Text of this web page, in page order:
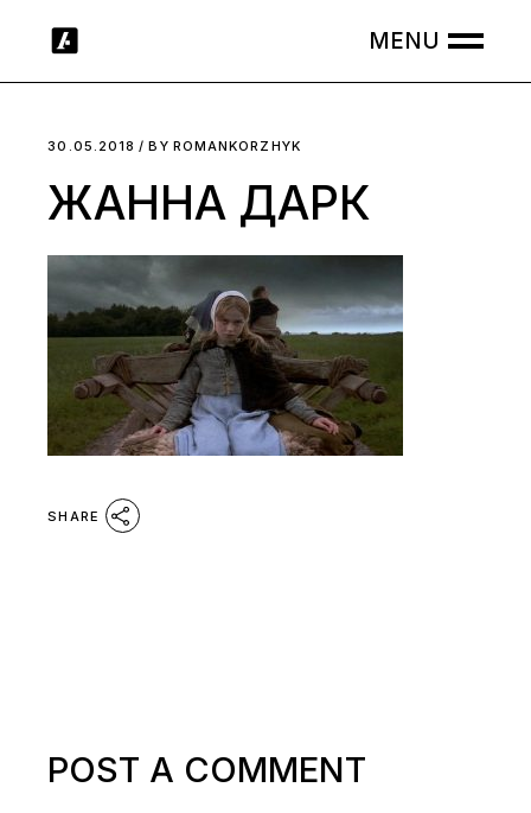
30.05.2018 BY ROMANKORZHYK
ЖАННА ДАРК
SHARE
POST A COMMENT